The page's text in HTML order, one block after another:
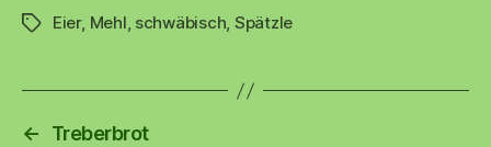
Schlagwörter
Eier, Mehl, schwäbisch, Spätzle
←
Treberbrot